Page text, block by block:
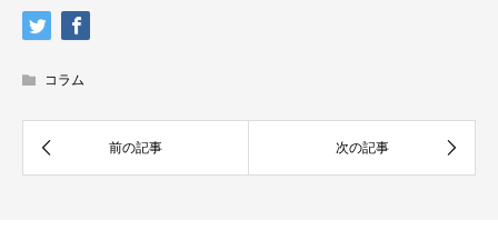
コラム